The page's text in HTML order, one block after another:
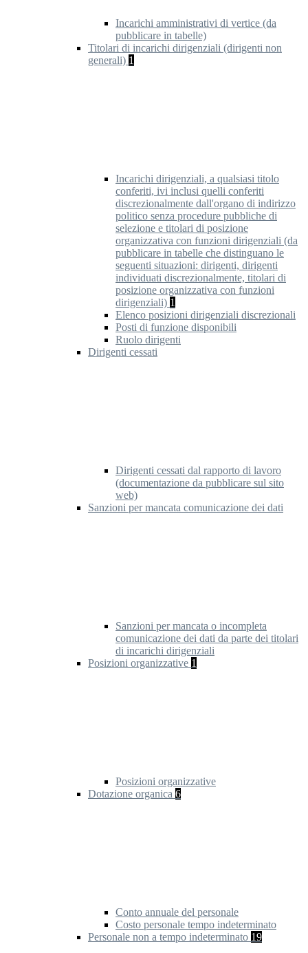
Incarichi amministrativi di vertice (da
pubblicare in tabelle)
Titolari di incarichi dirigenziali (dirigenti non
generali) 1
Incarichi dirigenziali, a qualsiasi titolo
conferiti, ivi inclusi quelli conferiti
discrezionalmente dall'organo di indirizzo
politico senza procedure pubbliche di
selezione e titolari di posizione
organizzativa con funzioni dirigenziali (da
pubblicare in tabelle che distinguano le
seguenti situazioni: dirigenti, dirigenti
individuati discrezionalmente, titolari di
posizione organizzativa con funzioni
dirigenziali) 1
Elenco posizioni dirigenziali discrezionali
Posti di funzione disponibili
Ruolo dirigenti
Dirigenti cessati
Dirigenti cessati dal rapporto di lavoro
(documentazione da pubblicare sul sito
web)
Sanzioni per mancata comunicazione dei dati
Sanzioni per mancata o incompleta
comunicazione dei dati da parte dei titolari
di incarichi dirigenziali
Posizioni organizzative 1
Posizioni organizzative
Dotazione organica 6
Conto annuale del personale
Costo personale tempo indeterminato
Personale non a tempo indeterminato 19